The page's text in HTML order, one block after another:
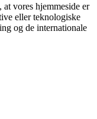
vores hjemmeside er
eller teknologiske
og de internationale